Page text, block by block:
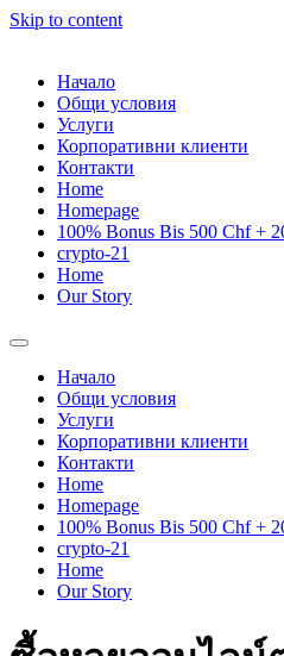
Skip to content
Начало
Общи условия
Услуги
Корпоративни клиенти
Контакти
Home
Homepage
100% Bonus Bis 500 Chf +
crypto-21
Home
Our Story
Начало
Общи условия
Услуги
Корпоративни клиенти
Контакти
Home
Homepage
100% Bonus Bis 500 Chf +
crypto-21
Home
Our Story